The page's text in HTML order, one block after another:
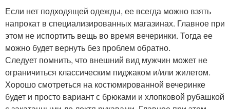
Если нет подходящей одежды, ее всегда можно взять
напрокат в специализированных магазинах. Главное при
этом не испортить вещь во время вечеринки. Тогда ее
можно будет вернуть без проблем обратно.
Следует помнить, что внешний вид мужчин может не
ограничиться классическим пиджаком и/или жилетом.
Хорошо смотреться на костюмированной вечеринке
будет и просто вариант с брюками и хлопковой рубашкой